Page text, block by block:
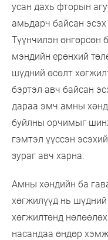
усан дахь фторын
амьдарч байсан эсэх
Түүнчилэн өнгөрсөн
мэндийн ерөнхий
шүдний өсөлт
бэртэл авч байсан
дараа эмч амны
буйлны орчимыг
гэмтэл үүссэн
зураг авч харна.
Амны хөндийн ба
хөгжилүүд нь
хөгжилтөнд
насандаа өндөр